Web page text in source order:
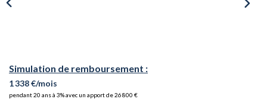
Simulation de remboursement :
1 338 €/mois
pendant 20 ans à 3% avec un apport de 26 800 €